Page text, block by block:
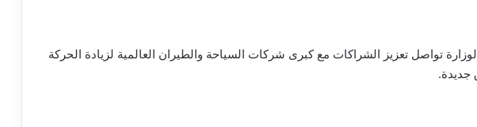
الوزارة تواصل تعزيز الشراكات مع كبرى شركات السياحة والطيران العالمية لزيادة الحركة
جديدة.